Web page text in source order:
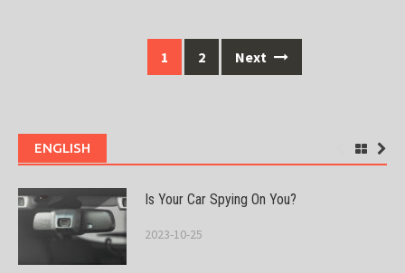
1 2 Next
ENGLISH
Is Your Car Spying On You?
2023-10-25